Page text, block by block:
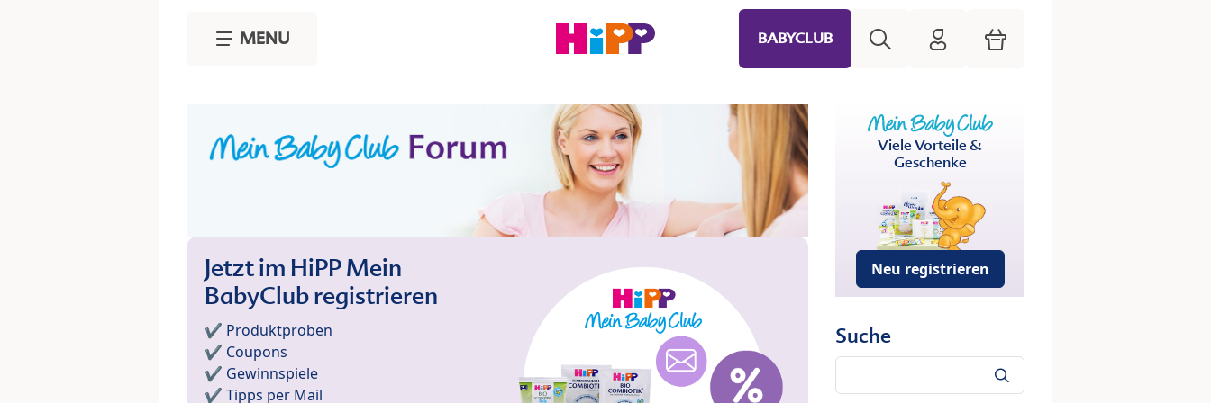
MENU BABYCLUB HiPP Mein Babyclub
Warenkorb
Jetzt im HiPP Mein
BabyClub registrieren
✔️ Produktproben
✔️ Coupons
✔️ Gewinnspiele
✔️ Tipps per Mail
Viele Vorteile &
Geschenke
Neu registrieren
Suche